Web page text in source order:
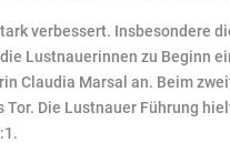
verbessert. Insbesondere
Lustnauerinnen zu Beginn
Claudia Marsal an. Beim
Die Lustnauer Führung